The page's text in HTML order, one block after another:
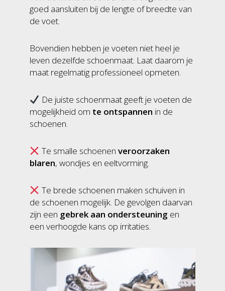
goed aansluiten bij de lengte of breedte van
de voet.
Bovendien hebben je voeten niet heel je
leven dezelfde schoenmaat. Laat daarom je
maat regelmatig professioneel opmeten.
De juiste schoenmaat geeft je voeten de
mogelijkheid om te ontspannen in de
schoenen.
Te smalle schoenen veroorzaken
blaren, wondjes en eeltvorming.
Te brede schoenen maken schuiven in
de schoenen mogelijk. De gevolgen daarvan
zijn een gebrek aan ondersteuning en
een verhoogde kans op irritaties.